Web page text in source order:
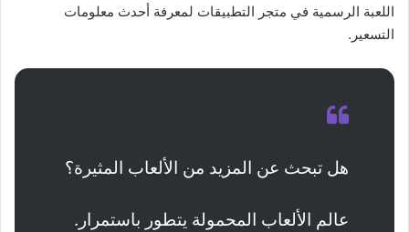
اللعبة الرسمية في متجر التطبيقات لمعرفة أحدث معلومات
التسعير.
هل تبحث عن المزيد من الألعاب المثيرة؟
عالم الألعاب المحمولة يتطور باستمرار.